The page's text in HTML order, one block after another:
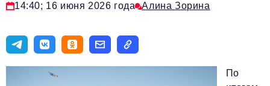
Точки роста
14:40; 16 июня 2026 года Алина Зорина
По